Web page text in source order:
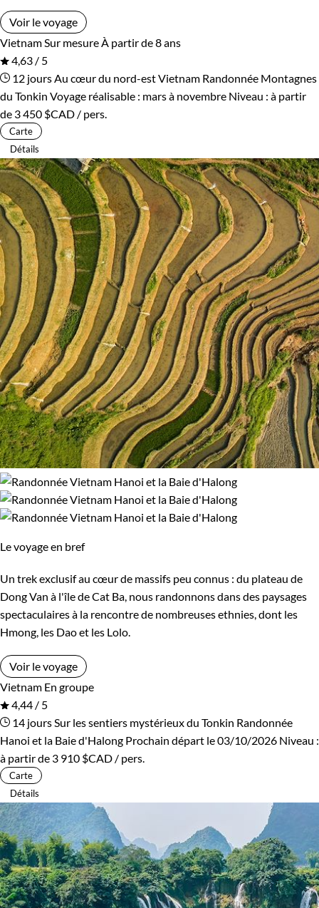
Voir le voyage
Vietnam Sur mesure À partir de 8 ans
4,63 / 5
12 jours Au cœur du nord-est Vietnam Randonnée Montagnes
du Tonkin Voyage réalisable : mars à novembre Niveau : à partir
de 3 450 $CAD / pers.
Carte
Détails
Le voyage en bref
Un trek exclusif au cœur de massifs peu connus : du plateau de
Dong Van à l'île de Cat Ba, nous randonnons dans des paysages
spectaculaires à la rencontre de nombreuses ethnies, dont les
Hmong, les Dao et les Lolo.
Voir le voyage
Vietnam En groupe
4,44 / 5
14 jours Sur les sentiers mystérieux du Tonkin Randonnée
Hanoi et la Baie d'Halong Prochain départ le 03/10/2026 Niveau :
à partir de 3 910 $CAD / pers.
Carte
Détails